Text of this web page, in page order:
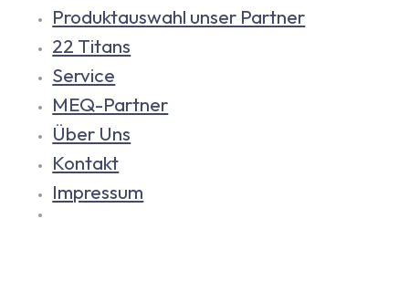
Produktauswahl unser Partner
22 Titans
Service
MEQ-Partner
Über Uns
Kontakt
Impressum